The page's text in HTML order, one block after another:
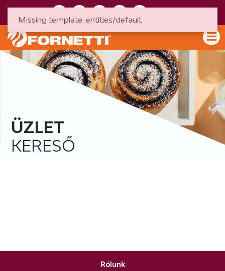
ÜZLET
KERESŐ
Rólunk
Missing template: entities/default